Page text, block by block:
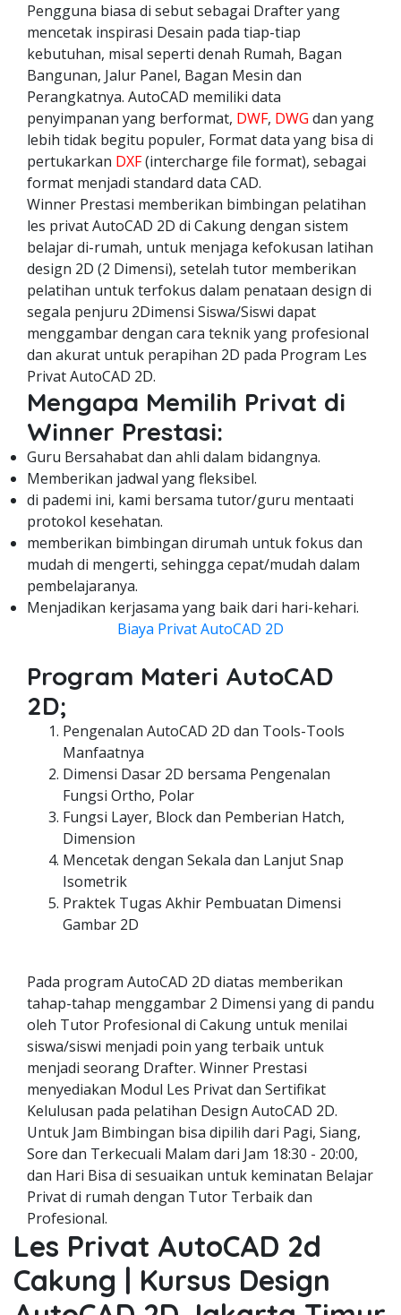
Pengguna biasa di sebut sebagai Drafter yang
mencetak inspirasi Desain pada tiap-tiap
kebutuhan, misal seperti denah Rumah, Bagan
Bangunan, Jalur Panel, Bagan Mesin dan
Perangkatnya. AutoCAD memiliki data
penyimpanan yang berformat, DWF, DWG dan yang
lebih tidak begitu populer, Format data yang bisa di
pertukarkan DXF(intercharge file format), sebagai
format menjadi standard data CAD.
Winner Prestasi memberikan bimbingan pelatihan
les privat AutoCAD 2D di Cakung dengan sistem
belajar di-rumah, untuk menjaga kefokusan latihan
design 2D (2 Dimensi), setelah tutor memberikan
pelatihan untuk terfokus dalam penataan design di
segala penjuru 2Dimensi Siswa/Siswi dapat
menggambar dengan cara teknik yang profesional
dan akurat untuk perapihan 2D pada Program Les
Privat AutoCAD 2D.
Mengapa Memilih Privat di
Winner Prestasi:
Guru Bersahabat dan ahli dalam bidangnya.
Memberikan jadwal yang fleksibel.
di pademi ini, kami bersama tutor/guru mentaati
protokol kesehatan.
memberikan bimbingan dirumah untuk fokus dan
mudah di mengerti, sehingga cepat/mudah dalam
pembelajaranya.
Menjadikan kerjasama yang baik dari hari-kehari.
Biaya Privat AutoCAD 2D
Program Materi AutoCAD
2D;
Pengenalan AutoCAD 2D dan Tools-Tools
Manfaatnya
Dimensi Dasar 2D bersama Pengenalan
Fungsi Ortho, Polar
Fungsi Layer, Block dan Pemberian Hatch,
Dimension
Mencetak dengan Sekala dan Lanjut Snap
Isometrik
Praktek Tugas Akhir Pembuatan Dimensi
Gambar 2D
Pada program AutoCAD 2D diatas memberikan
tahap-tahap menggambar 2 Dimensi yang di pandu
oleh Tutor Profesional di Cakung untuk menilai
siswa/siswi menjadi poin yang terbaik untuk
menjadi seorang Drafter. Winner Prestasi
menyediakan Modul Les Privat dan Sertifikat
Kelulusan pada pelatihan Design AutoCAD 2D.
Untuk Jam Bimbingan bisa dipilih dari Pagi, Siang,
Sore dan Terkecuali Malam dari Jam 18:30 - 20:00,
dan Hari Bisa di sesuaikan untuk keminatan Belajar
Privat di rumah dengan Tutor Terbaik dan
Profesional.
Les Privat AutoCAD 2d
Cakung | Kursus Design